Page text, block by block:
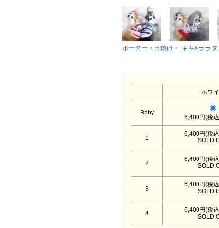
ボーダー ・ 日焼け ・ キキ&ララタ
ホワ
Baby
6,400円(税
1
6,400円(税
SOLD
2
6,400円(税
SOLD
3
6,400円(税
SOLD
4
6,400円(税
SOLD